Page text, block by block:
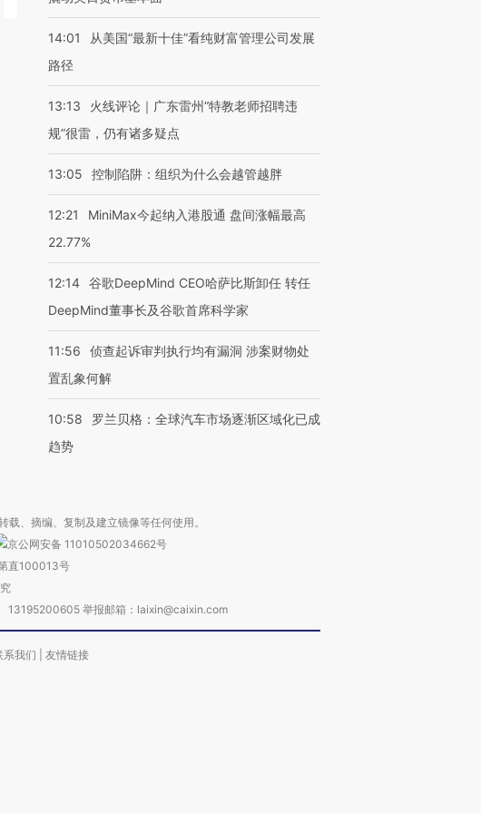
有意思的生活方式·第三对
14:01
从美国“最新十佳”看纯财富管理公司发展
路径
13:13
火线评论｜广东雷州“特教老师招聘违
规”很雷，仍有诸多疑点
13:05 控制陷阱：组织为什么会越管越胖
12:21
MiniMax今起纳入港股通 盘间涨幅最高
22.77%
12:14 谷歌DeepMind CEO哈萨比斯卸任 转任
DeepMind董事长及谷歌首席科学家
11:56
侦查起诉审判执行均有漏洞 涉案财物处
置乱象何解
10:58
罗兰贝格：全球汽车市场逐渐区域化已成
趋势
、摘编、复制及建立镜像等任何使用。
京公网安备 11010502034662号
直100013号
13195200605 举报邮箱：laixin@caixin.com
系我们 友情链接